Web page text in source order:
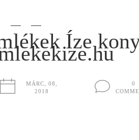
Íze
MÁRC, 08,
2018
0